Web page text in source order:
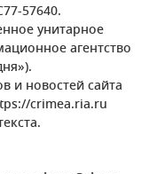
57640.
унитарное
агентство
и новостей сайта
crimea.ria.ru